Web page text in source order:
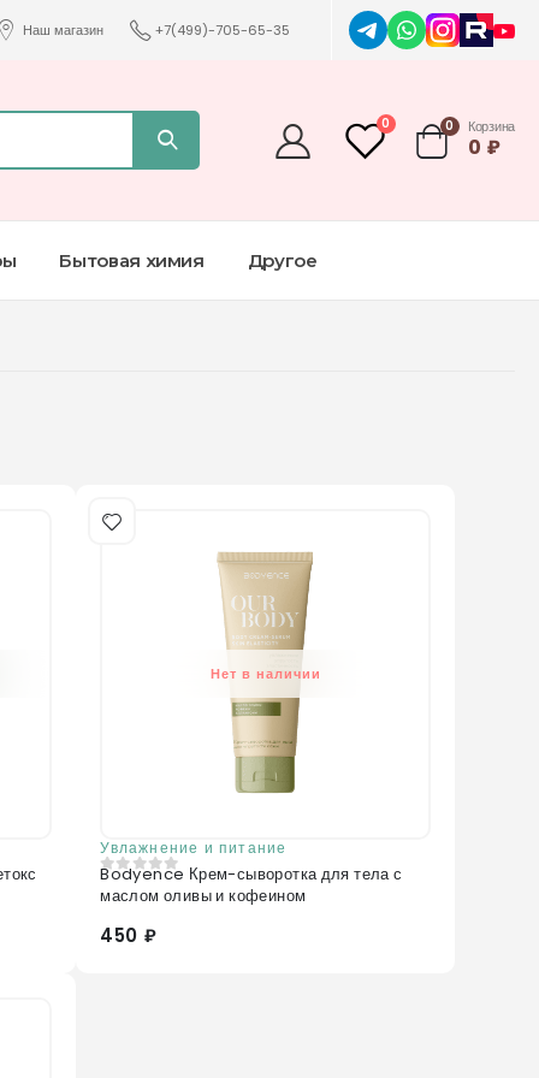
Наш магазин +7(499)-705-65-35
0 0 Корзина
0 ₽
Бытовая химия Другое
Нет в наличии
Увлажнение и питание
0 из 5
Bodyence Крем-сыворотка для тела с
маслом оливы и кофеином
450 ₽